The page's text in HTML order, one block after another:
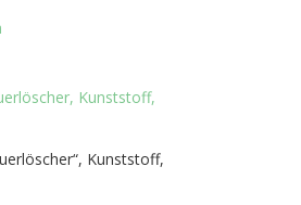
Kunststoff,